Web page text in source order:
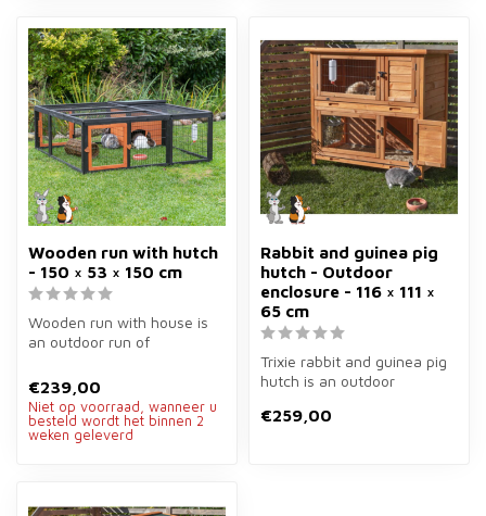
Wooden run with hutch
- 150 × 53 × 150 cm
Wooden run with house is
an outdoor run of
and guinea ...
€239,00
Niet op voorraad, wanneer u
besteld wordt het binnen 2
weken geleverd
Rabbit and guinea pig
hutch - Outdoor
enclosure - 116 × 111 ×
65 cm
Trixie rabbit and guinea pig
hutch is an outdoor
in b...
€259,00